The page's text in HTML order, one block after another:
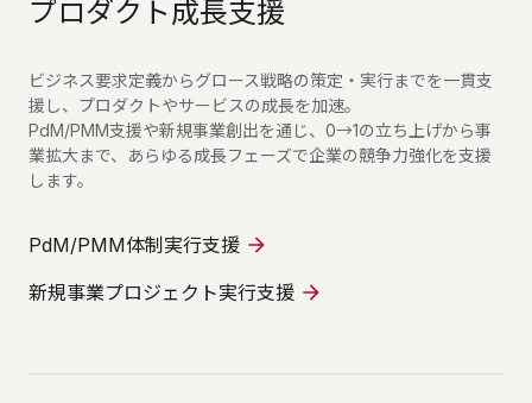
プロダクト成長支援
ビジネス要求定義からグロース戦略の策定・実行までを一貫支
援し、プロダクトやサービスの成長を加速。
PdM/PMM支援や新規事業創出を通じ、0→1の立ち上げから事
業拡大まで、あらゆる成長フェーズで企業の競争力強化を支援
します。
PdM/PMM体制実行支援
新規事業プロジェクト実行支援